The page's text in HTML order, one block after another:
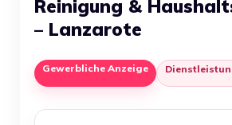
Reinigung &
– Lanzarote
Gewerbliche Anzeige